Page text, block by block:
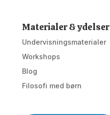
Materialer & ydelser
Undervisningsmaterialer
Workshops
Blog
Filosofi med børn